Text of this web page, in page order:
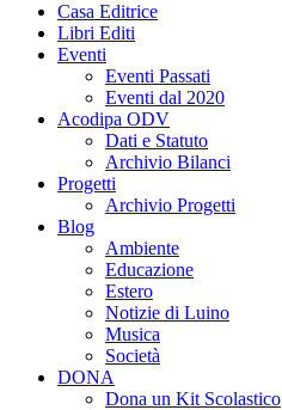
Casa Editrice
Libri Editi
Eventi
Eventi Passati
Eventi dal 2020
Acodipa ODV
Dati e Statuto
Archivio Bilanci
Progetti
Archivio Progetti
Blog
Ambiente
Educazione
Estero
Notizie di Luino
Musica
Società
DONA
Dona un Kit Scolastico